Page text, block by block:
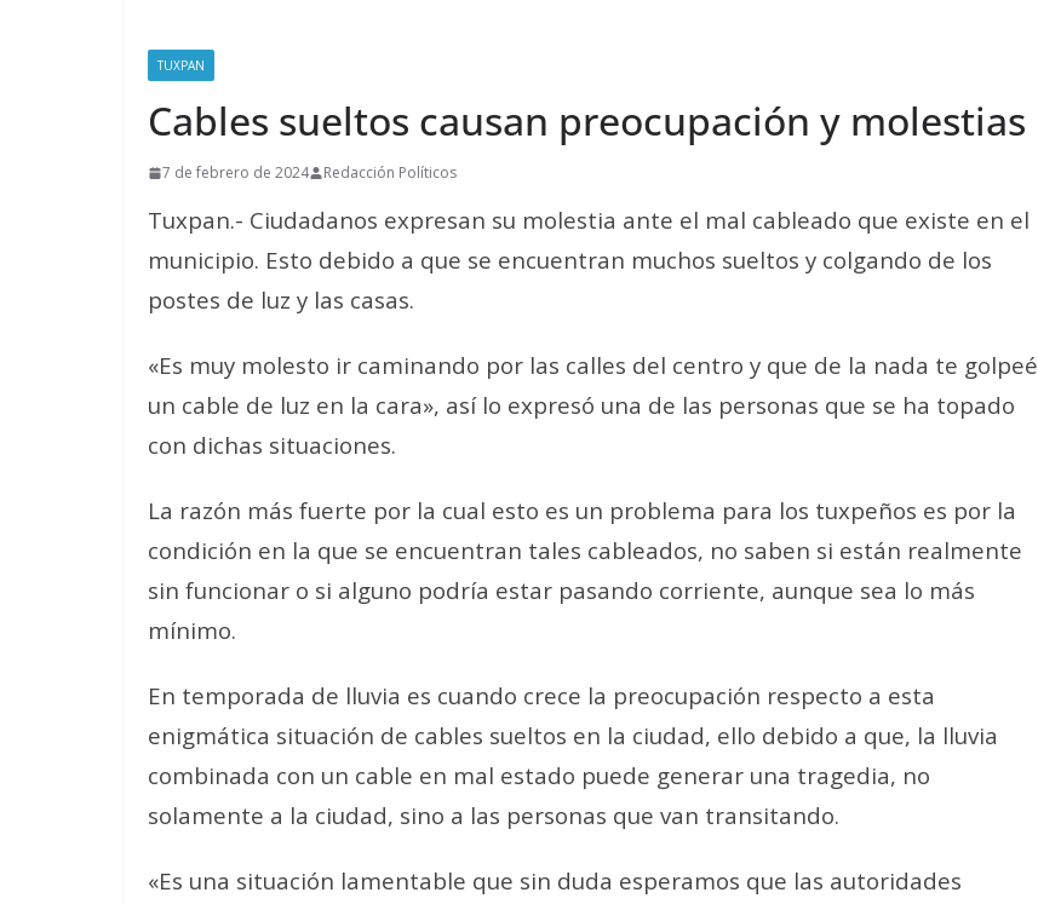
TUXPAN
Cables sueltos causan preocupación y molestias
7 de febrero de 2024 Redacción Políticos
Tuxpan.- Ciudadanos expresan su molestia ante el mal cableado que existe en el
municipio. Esto debido a que se encuentran muchos sueltos y colgando de los
postes de luz y las casas.
«Es muy molesto ir caminando por las calles del centro y que de la nada te golpeé
un cable de luz en la cara», así lo expresó una de las personas que se ha topado
con dichas situaciones.
La razón más fuerte por la cual esto es un problema para los tuxpeños es por la
condición en la que se encuentran tales cableados, no saben si están realmente
sin funcionar o si alguno podría estar pasando corriente, aunque sea lo más
mínimo.
En temporada de lluvia es cuando crece la preocupación respecto a esta
enigmática situación de cables sueltos en la ciudad, ello debido a que, la lluvia
combinada con un cable en mal estado puede generar una tragedia, no
solamente a la ciudad, sino a las personas que van transitando.
«Es una situación lamentable que sin duda esperamos que las autoridades